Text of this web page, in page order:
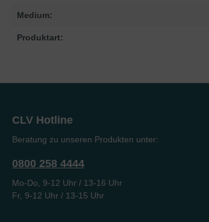
Medium:
Produktart:
CLV Hotline
Beratung zu unseren Produkten unter:
0800 258 4444
Mo-Do, 9-12 Uhr / 13-16 Uhr
Fr, 9-12 Uhr / 13-15 Uhr